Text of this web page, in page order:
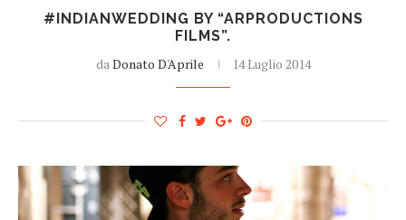
#INDIANWEDDING BY “ARPRODUCTIONS
FILMS”.
daDonato D'Aprile 14 Luglio 2014